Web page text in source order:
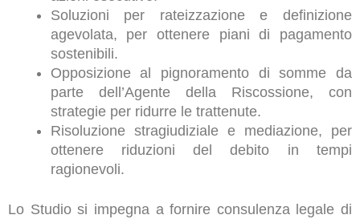
Soluzioni per rateizzazione e definizione
agevolata, per ottenere piani di pagamento
sostenibili.
Opposizione al pignoramento di somme da
parte dell’Agente della Riscossione, con
strategie per ridurre le trattenute.
Risoluzione stragiudiziale e mediazione, per
ottenere riduzioni del debito in tempi
ragionevoli.
Lo Studio si impegna a fornire consulenza legale di